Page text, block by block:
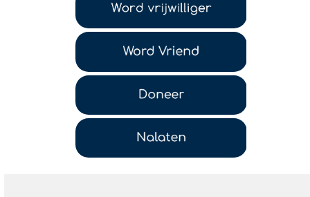
Word lid
Word vrijwilliger
Word vriend
Doneer